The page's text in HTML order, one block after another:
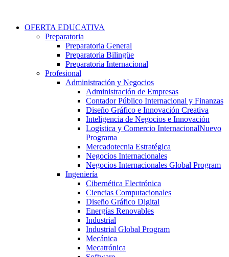
OFERTA EDUCATIVA
Preparatoria
Preparatoria General
Preparatoria Bilingüe
Preparatoria Internacional
Profesional
Administración y Negocios
Administración de Empresas
Contador Público Internacional y Finanzas
Diseño Gráfico e Innovación Creativa
Inteligencia de Negocios e Innovación
Logística y Comercio InternacionalNuevo
Programa
Mercadotecnia Estratégica
Negocios Internacionales
Negocios Internacionales Global Program
Ingeniería
Cibernética Electrónica
Ciencias Computacionales
Diseño Gráfico Digital
Energías Renovables
Industrial
Industrial Global Program
Mecánica
Mecatrónica